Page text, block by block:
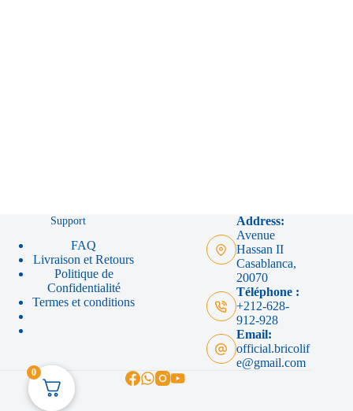
Support
FAQ
Livraison et Retours
Politique de
Confidentialité
Termes et conditions
Address:
Avenue
Hassan II
Casablanca,
20070
Téléphone :
+212-628-
912-928
Email:
official.bricolif
e@gmail.com
0